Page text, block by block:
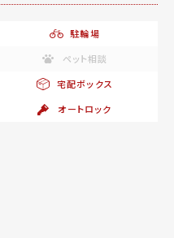
駐輪場
ペット相談
宅配ボックス
オートロック